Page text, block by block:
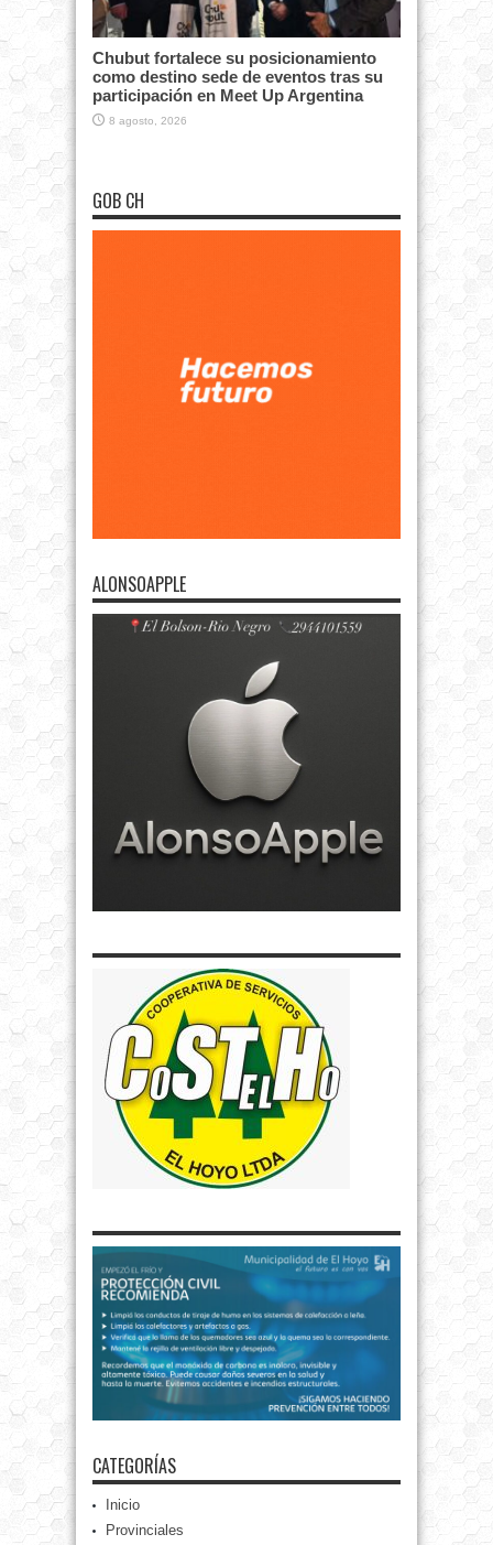
Chubut fortalece su posicionamiento
como destino sede de eventos tras su
participación en Meet Up Argentina
8 agosto, 2026
GOB CH
ALONSOAPPLE
CATEGORÍAS
Inicio
Provinciales